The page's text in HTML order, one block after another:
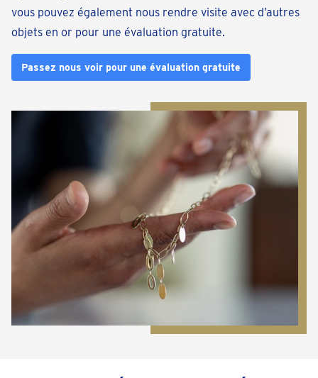
vous pouvez également nous rendre visite avec d’autres
objets en or pour une évaluation gratuite.
Passez nous voir pour une évaluation gratuite